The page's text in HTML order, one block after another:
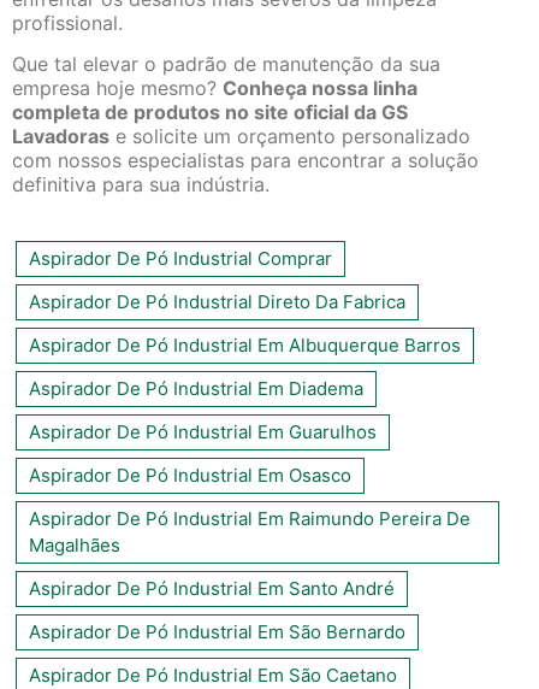
profissional.
Que tal elevar o padrão de manutenção da sua
empresa hoje mesmo? Conheça nossa linha
completa de produtos no site oficial da GS
Lavadoras e solicite um orçamento personalizado
com nossos especialistas para encontrar a solução
definitiva para sua indústria.
Aspirador De Pó Industrial Comprar
Aspirador De Pó Industrial Direto Da Fabrica
Aspirador De Pó Industrial Em Albuquerque Barros
Aspirador De Pó Industrial Em Diadema
Aspirador De Pó Industrial Em Guarulhos
Aspirador De Pó Industrial Em Osasco
Aspirador De Pó Industrial Em Raimundo Pereira De
Magalhães
Aspirador De Pó Industrial Em Santo André
Aspirador De Pó Industrial Em São Bernardo
Aspirador De Pó Industrial Em São Caetano